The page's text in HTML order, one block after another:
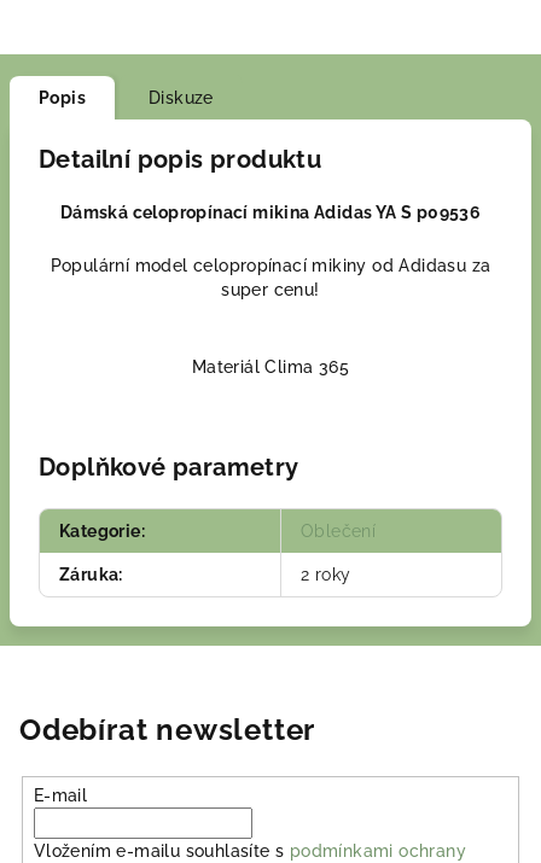
Popis Diskuze
Detailní popis produktu
Dámská celopropínací mikina Adidas YA S p09536
Populární model celopropínací mikiny od Adidasu za
super cenu!
Materiál Clima 365
Doplňkové parametry
Kategorie: Oblečení
Záruka: 2 roky
Odebírat newsletter
E-mail
Vložením e-mailu souhlasíte s podmínkami ochrany